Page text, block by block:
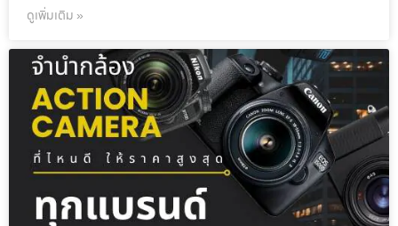
ดูเพิ่มเติม »